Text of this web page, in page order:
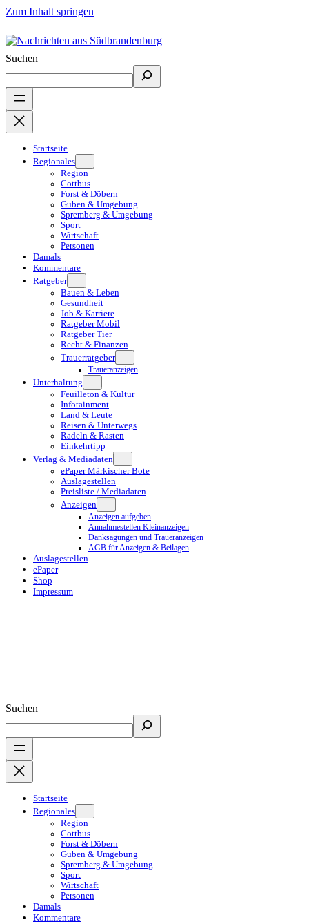
Zum Inhalt springen
Suchen
Startseite
Regionales
Region
Cottbus
Forst & Döbern
Guben & Umgebung
Spremberg & Umgebung
Sport
Wirtschaft
Personen
Damals
Kommentare
Ratgeber
Bauen & Leben
Gesundheit
Job & Karriere
Ratgeber Mobil
Ratgeber Tier
Recht & Finanzen
Trauerratgeber
Traueranzeigen
Unterhaltung
Feuilleton & Kultur
Infotainment
Land & Leute
Reisen & Unterwegs
Radeln & Rasten
Einkehrtipp
Verlag & Mediadaten
ePaper Märkischer Bote
Auslagestellen
Preisliste / Mediadaten
Anzeigen
Anzeigen aufgeben
Annahmestellen Kleinanzeigen
Danksagungen und Traueranzeigen
AGB für Anzeigen & Beilagen
Auslagestellen
ePaper
Shop
Impressum
Suchen
Startseite
Regionales
Region
Cottbus
Forst & Döbern
Guben & Umgebung
Spremberg & Umgebung
Sport
Wirtschaft
Personen
Damals
Kommentare